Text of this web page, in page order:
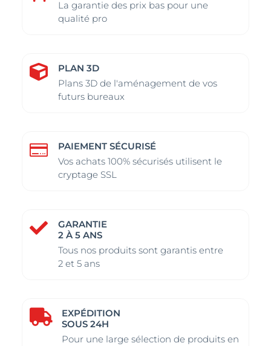
La garantie des prix bas pour une
qualité pro

PLAN 3D
Plans 3D de l'aménagement de vos
futurs bureaux

PAIEMENT SÉCURISÉ
Vos achats 100% sécurisés utilisent le
cryptage SSL

GARANTIE
2 À 5 ANS
Tous nos produits sont garantis entre
2 et 5 ans

EXPÉDITION
SOUS 24H
Pour une large sélection de produits en